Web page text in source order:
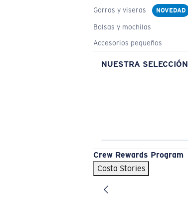
Gorras y viseras
NOVEDAD
Bolsas y mochilas
Accesorios pequeños
NUESTRA SELECCIÓN
Crew Rewards Program
Costa Stories